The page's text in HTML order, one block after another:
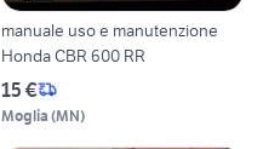
manuale uso e manutenzione
Honda CBR 600 RR
15 €
Moglia (MN)